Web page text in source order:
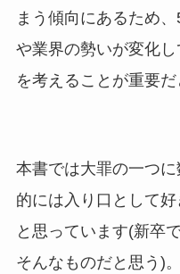
まう傾向にあるため
や業界の勢いが変化
を考えることが重要だ
本書では大罪の一つ
的には入り口として
と思っています(新卒
そんなものだと思う)。